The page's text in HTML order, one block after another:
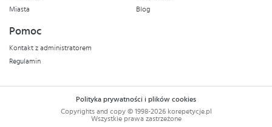
Miasta
Blog
Pomoc
Kontakt z administratorem
Regulamin
Polityka prywatności i plików cookies
Copyrights and copy © 1998-2026 korepetycje.pl
Wszystkie prawa zastrzeżone